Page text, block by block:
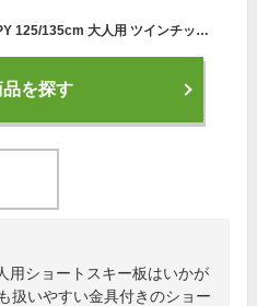
スキーセット ZUMA 22-23 TRIPPY 125/135cm 大人用 ツインチップ スキー板 金具付き ショートスキー ミッドスキー グリップウォーク対応 【RCP】【メール便不可・宅配便配送】
を探す
用ショートスキー板はいかが
扱いやすい金具付きのショー